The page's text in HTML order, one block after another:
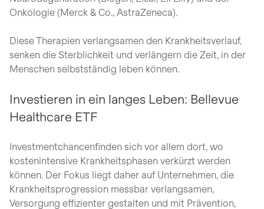
Onkologie (Merck & Co., AstraZeneca).
Diese Therapien verlangsamen den Krankheitsverlauf,
senken die Sterblichkeit und verlängern die Zeit, in der
Menschen selbstständig leben können.
Investieren in ein langes Leben: Bellevue
Healthcare ETF
Investmentchancenfinden sich vor allem dort, wo
kostenintensive Krankheitsphasen verkürzt werden
können. Der Fokus liegt daher auf Unternehmen, die
Krankheitsprogression messbar verlangsamen,
Versorgung effizienter gestalten und mit Prävention,